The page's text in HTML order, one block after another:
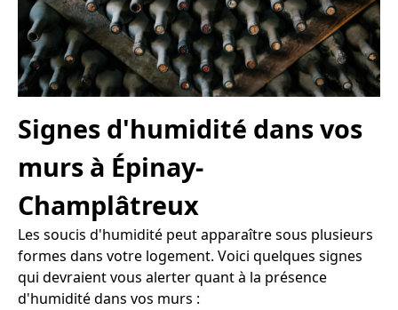
Signes d'humidité dans vos
murs à Épinay-
Champlâtreux
Les soucis d'humidité peut apparaître sous plusieurs
formes dans votre logement. Voici quelques signes
qui devraient vous alerter quant à la présence
d'humidité dans vos murs :